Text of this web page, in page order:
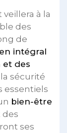
veillera à la
des
de
intégral
et des
sécurité
essentiels
bien-être
des
ses